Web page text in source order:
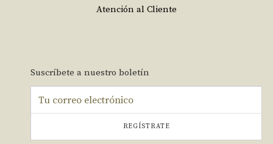
Atención al Cliente
Suscríbete a nuestro boletín
REGÍSTRATE